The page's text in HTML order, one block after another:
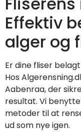
Effektiv
alger og
Er dine fliser
Hos
Aabenraa, der
resultat. Vi
metoder til at
ud som nye igen.